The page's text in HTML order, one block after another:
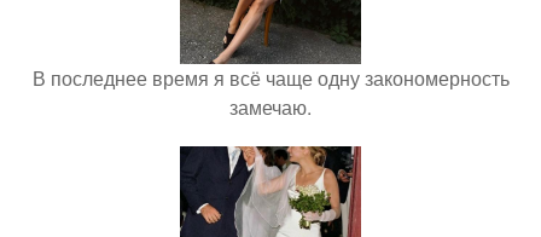
В последнее время я всё чаще одну закономерность
замечаю.